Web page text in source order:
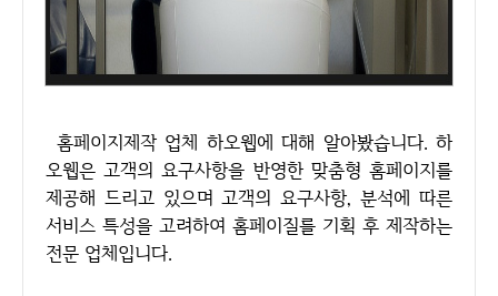
홈페이지제작 업체 하오웹에 대해 알아봤습니다. 하
오웹은 고객의 요구사항을 반영한 맞춤형 홈페이지를
제공해 드리고 있으며 고객의 요구사항, 분석에 따른
서비스 특성을 고려하여 홈페이질를 기획 후 제작하는
전문 업체입니다.